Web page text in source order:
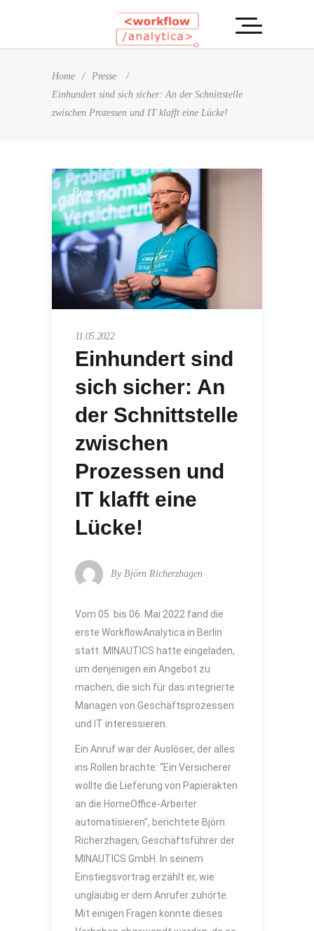
Home / Presse
/
Einhundert sind sich sicher: An der Schnittstelle
zwischen Prozessen und IT klafft eine Lücke!
Presse
11.05.2022
Einhundert sind
sich sicher: An
der Schnittstelle
zwischen
Prozessen und
IT klafft eine
Lücke!
By Björn Richerzhagen
Vom 05. bis 06. Mai 2022 fand die
erste WorkflowAnalytica in Berlin
statt. MINAUTICS hatte eingeladen,
um denjenigen ein Angebot zu
machen, die sich für das integrierte
Managen von Geschäftsprozessen
und IT interessieren.
Ein Anruf war der Auslöser, der alles
ins Rollen brachte: “Ein Versicherer
wollte die Lieferung von Papierakten
an die HomeOffice-Arbeiter
automatisieren”, berichtete Björn
Richerzhagen, Geschäftsführer der
MINAUTICS GmbH. In seinem
Einstiegsvortrag erzählt er, wie
ungläubig er dem Anrufer zuhörte.
Mit einigen Fragen konnte dieses